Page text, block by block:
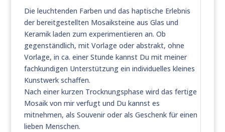
Die leuchtenden Farben und das haptische Erlebnis
der bereitgestellten Mosaiksteine aus Glas und
Keramik laden zum experimentieren an. Ob
gegenständlich, mit Vorlage oder abstrakt, ohne
Vorlage, in ca. einer Stunde kannst Du mit meiner
fachkundigen Unterstützung ein individuelles kleines
Kunstwerk schaffen.
Nach einer kurzen Trocknungsphase wird das fertige
Mosaik von mir verfugt und Du kannst es
mitnehmen, als Souvenir oder als Geschenk für einen
lieben Menschen.